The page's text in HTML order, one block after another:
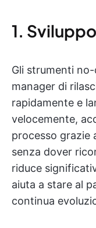
1.
Gli strumenti
manager di
rapidamente e
velocemente,
processo grazie
senza dover
riduce
aiuta a stare al
continua